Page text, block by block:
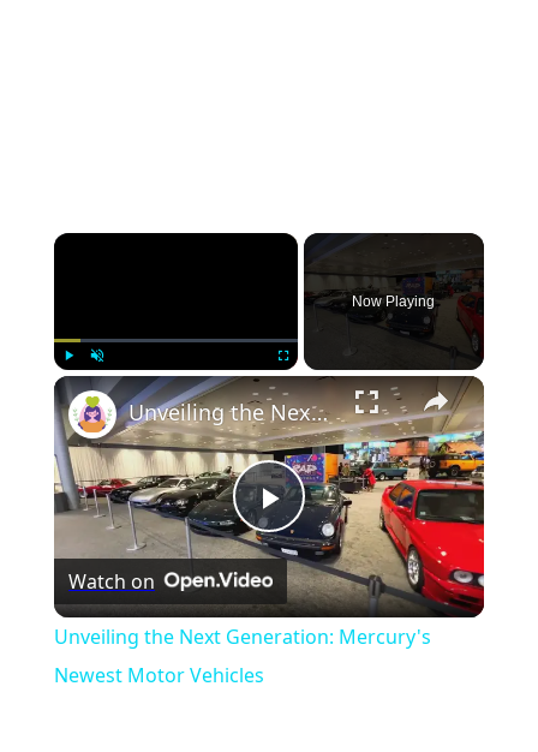
Unmute Fullscreen
Now Playing
Play
Video
Unveiling the Next Generation: Mercury's Newest Motor Vehicles
Watch on
Unveiling the Next Generation: Mercury's
Newest Motor Vehicles